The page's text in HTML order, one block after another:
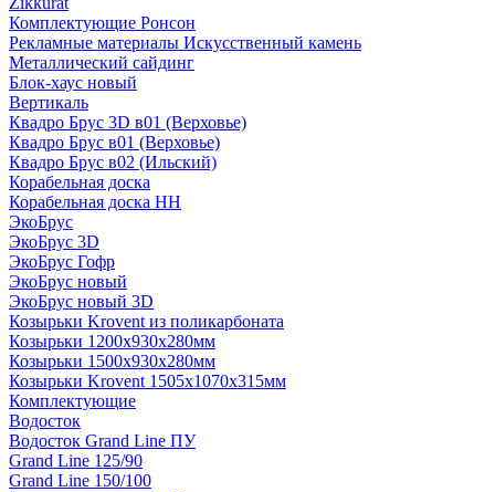
Комплектующие Ронсон
Рекламные материалы Искусственный камень
Металлический сайдинг
Блок-хаус новый
Вертикаль
Квадро Брус 3D в01 (Верховье)
Квадро Брус в01 (Верховье)
Квадро Брус в02 (Ильский)
Корабельная доска
Корабельная доска НН
ЭкоБрус
ЭкоБрус 3D
ЭкоБрус Гофр
ЭкоБрус новый
ЭкоБрус новый 3D
Козырьки Krovent из поликарбоната
Козырьки 1200х930х280мм
Козырьки 1500х930х280мм
Козырьки Krovent 1505х1070х315мм
Комплектующие
Водосток
Водосток Grand Line ПУ
Grand Line 125/90
Grand Line 150/100